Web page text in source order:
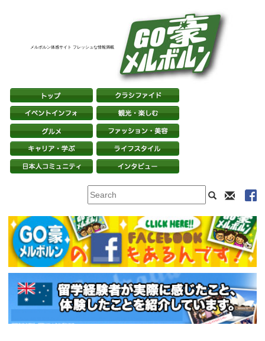
メルボルン体感サイト フレッシュな情報満載